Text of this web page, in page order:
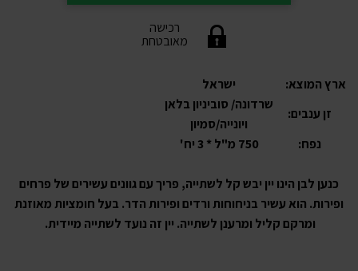
רכישה
מאובטחת
ארץ המוצא:
ישראל
זן ענבים:
שרדונה/ סוביניון בלאן
ויונייה/סמיון
נפח:
750 מ"ל * 3 יח'
כנען לבן הינו יין יבש קל לשתייה, פריך עם גוונים עשירים של פרחים
ופירות. הוא עשיר בניחוחות ורדים ופירות הדר. בעל חומציות מאוזנת
ומרקם קליל ומרענן לשתייה. יין זה נועד לשתייה מיידית.